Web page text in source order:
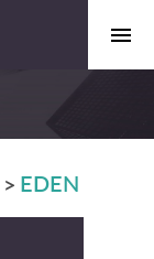
> EDEN